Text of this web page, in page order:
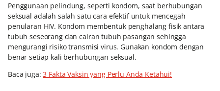
Penggunaan pelindung, seperti kondom, saat berhubungan
seksual adalah salah satu cara efektif untuk mencegah
penularan HIV. Kondom membentuk penghalang fisik antara
tubuh seseorang dan cairan tubuh pasangan sehingga
mengurangi risiko transmisi virus. Gunakan kondom dengan
benar setiap kali berhubungan seksual.
Baca juga:3 Fakta Vaksin yang Perlu Anda Ketahui!